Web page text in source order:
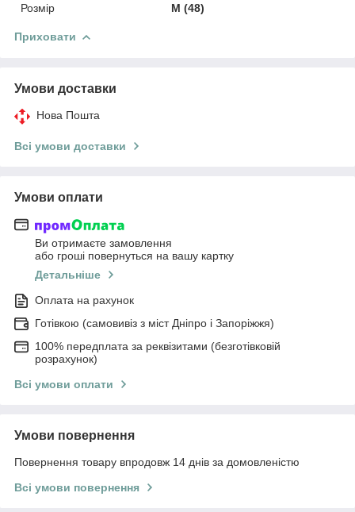
Розмір
M (48)
Приховати
Умови доставки
Нова Пошта
Всі умови доставки
Умови оплати
Ви отримаєте замовлення
або гроші повернуться на вашу картку
Детальніше
Оплата на рахунок
Готівкою (самовивіз з міст Дніпро і Запоріжжя)
100% передплата за реквізитами (безготівковій
розрахунок)
Всі умови оплати
Умови повернення
Повернення товару впродовж 14 днів за домовленістю
Всі умови повернення